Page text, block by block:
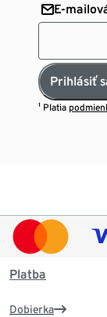
E-
Prihlásiť
¹ Platia
Platba
Dobierka